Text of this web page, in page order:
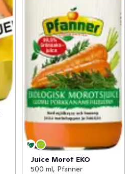
Juice Morot EKO
500 ml, Pfanner